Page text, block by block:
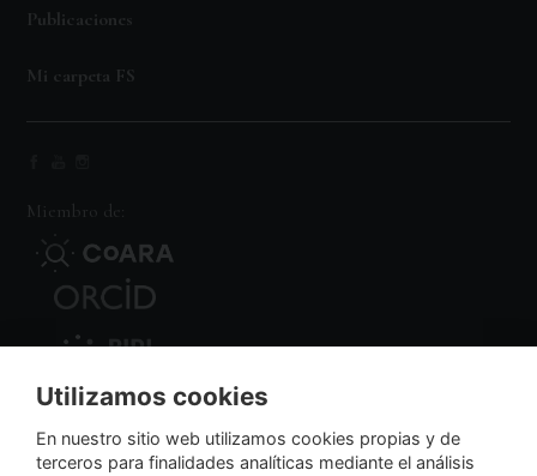
Publicaciones
Mi carpeta FS
Miembro de:
Nodo Regional
Utilizamos cookies
En nuestro sitio web utilizamos cookies propias y de
terceros para finalidades analíticas mediante el análisis